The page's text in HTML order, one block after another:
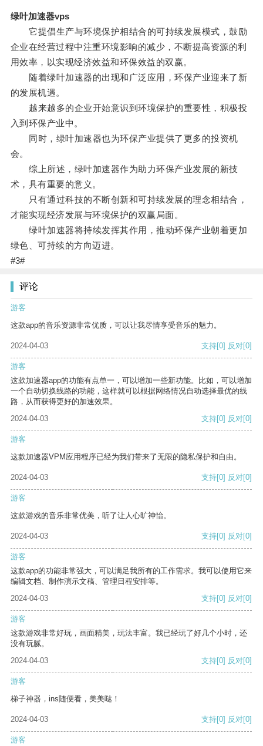
绿叶加速器vps
它提倡生产与环境保护相结合的可持续发展模式，鼓励
企业在经营过程中注重环境影响的减少，不断提高资源的利
用效率，以实现经济效益和环保效益的双赢。
随着绿叶加速器的出现和广泛应用，环保产业迎来了新
的发展机遇。
越来越多的企业开始意识到环境保护的重要性，积极投
入到环保产业中。
同时，绿叶加速器也为环保产业提供了更多的投资机
会。
综上所述，绿叶加速器作为助力环保产业发展的新技
术，具有重要的意义。
只有通过科技的不断创新和可持续发展的理念相结合，
才能实现经济发展与环境保护的双赢局面。
绿叶加速器将持续发挥其作用，推动环保产业朝着更加
绿色、可持续的方向迈进。
#3#
评论
游客
这款app的音乐资源非常优质，可以让我尽情享受音乐的魅力。
2024-04-03 支持[0] 反对[0]
游客
这款加速器app的功能有点单一，可以增加一些新功能。比如，可以增加
一个自动切换线路的功能，这样就可以根据网络情况自动选择最优的线
路，从而获得更好的加速效果。
2024-04-03
支持[0] 反对[0]
游客
这款加速器VPM应用程序已经为我们带来了无限的隐私保护和自由。
2024-04-03 支持[0] 反对[0]
游客
这款游戏的音乐非常优美，听了让人心旷神怡。
2024-04-03 支持[0] 反对[0]
游客
这款app的功能非常强大，可以满足我所有的工作需求。我可以使用它来
编辑文档、制作演示文稿、管理日程安排等。
2024-04-03
支持[0] 反对[0]
游客
这款游戏非常好玩，画面精美，玩法丰富。我已经玩了好几个小时，还
没有玩腻。
2024-04-03
支持[0] 反对[0]
游客
梯子神器，ins随便看，美美哒！
2024-04-03 支持[0] 反对[0]
游客